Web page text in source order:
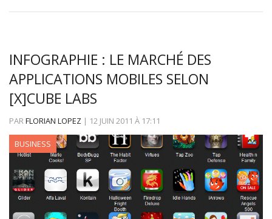
INFOGRAPHIE : LE MARCHÉ DES
APPLICATIONS MOBILES SELON
[X]CUBE LABS
PARFLORIAN LOPEZ | 12 JUIN 2011 À 17:11
BUSINESS